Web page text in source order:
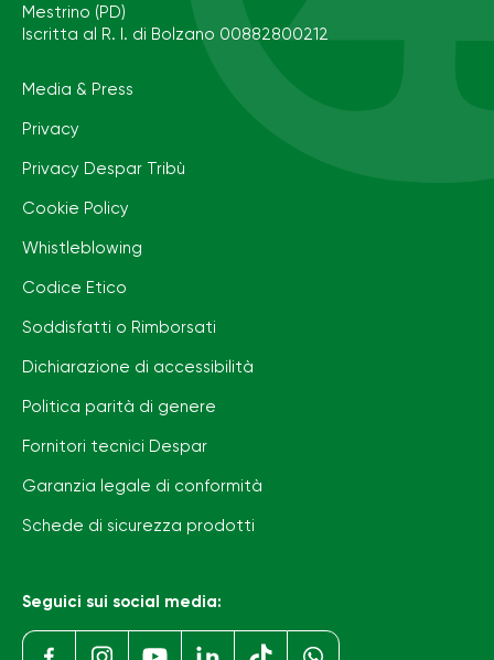
Mestrino (PD)
Iscritta al R. I. di Bolzano 00882800212
Media & Press
Privacy
Privacy Despar Tribù
Cookie Policy
Whistleblowing
Codice Etico
Soddisfatti o Rimborsati
Dichiarazione di accessibilità
Politica parità di genere
Fornitori tecnici Despar
Garanzia legale di conformità
Schede di sicurezza prodotti
Seguici sui social media: